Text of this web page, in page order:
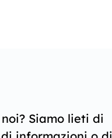
Siamo lieti di